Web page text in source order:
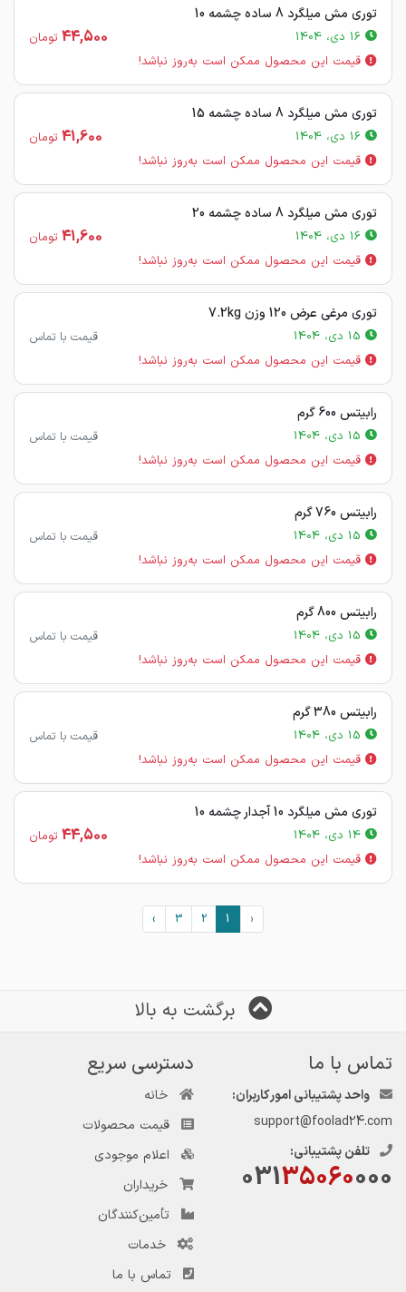
توری مش میلگرد 8 ساده چشمه 10
44,500 تومان
قیمت این محصول ممکن است به‌روز نباشد!
توری مش میلگرد 8 ساده چشمه 15
41,600 تومان
قیمت این محصول ممکن است به‌روز نباشد!
توری مش میلگرد 8 ساده چشمه 20
41,600 تومان
قیمت این محصول ممکن است به‌روز نباشد!
توری مرغی عرض 120 وزن 7.2kg
قیمت با تماس
قیمت این محصول ممکن است به‌روز نباشد!
رابیتس 600 گرم
قیمت با تماس
قیمت این محصول ممکن است به‌روز نباشد!
رابیتس 760 گرم
قیمت با تماس
قیمت این محصول ممکن است به‌روز نباشد!
رابیتس 800 گرم
قیمت با تماس
قیمت این محصول ممکن است به‌روز نباشد!
رابیتس 380 گرم
قیمت با تماس
قیمت این محصول ممکن است به‌روز نباشد!
توری مش میلگرد 10 آجدار چشمه 10
44,500 تومان
قیمت این محصول ممکن است به‌روز نباشد!
‹
1
2
3
›
برگشت به بالا
تماس با ما
واحد پشتیبانی امور کاربران:
support@foolad24.com
تلفن پشتیبانی:
03135060000
دسترسی سریع
خانه
قیمت محصولات
اعلام موجودی
خریداران
تأمین‌کنندگان
خدمات
تماس با ما